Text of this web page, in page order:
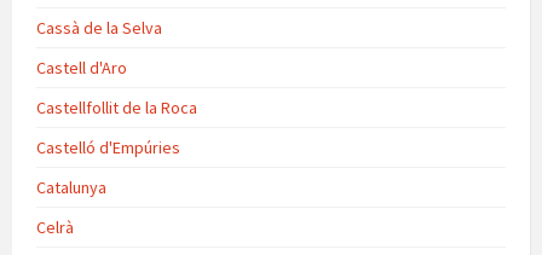
Cassà de la Selva
Castell d'Aro
Castellfollit de la Roca
Castelló d'Empúries
Catalunya
Celrà